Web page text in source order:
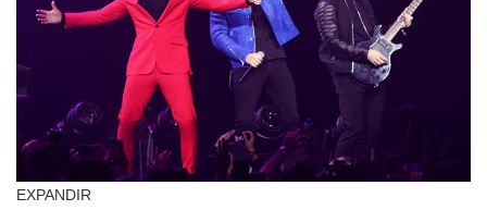
EXPANDIR